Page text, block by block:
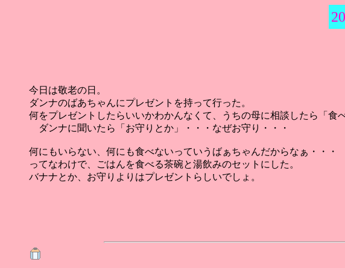
今日は敬老の日。
ダンナのばあちゃんにプレゼントを持って行った。
何をプレゼントしたらいいかわかんなくて、うちの母に相談したら「
ダンナに聞いたら「お守りとか」・・・なぜお守り・・・
何にもいらない、何にも食べないっていうばぁちゃんだからなぁ・・・
ってなわけで、ごはんを食べる茶碗と湯飲みのセットにした。
バナナとか、お守りよりはプレゼントらしいでしょ。